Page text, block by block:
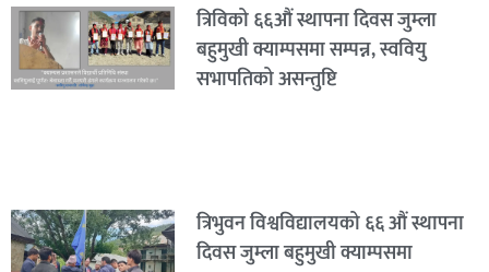
त्रिविको ६६औं स्थापना दिवस जुम्ला
बहुमुखी क्याम्पसमा सम्पन्न, स्ववियु
सभापतिको असन्तुष्टि
त्रिभुवन विश्वविद्यालयको ६६ औं स्थापना
दिवस जुम्ला बहुमुखी क्याम्पसमा